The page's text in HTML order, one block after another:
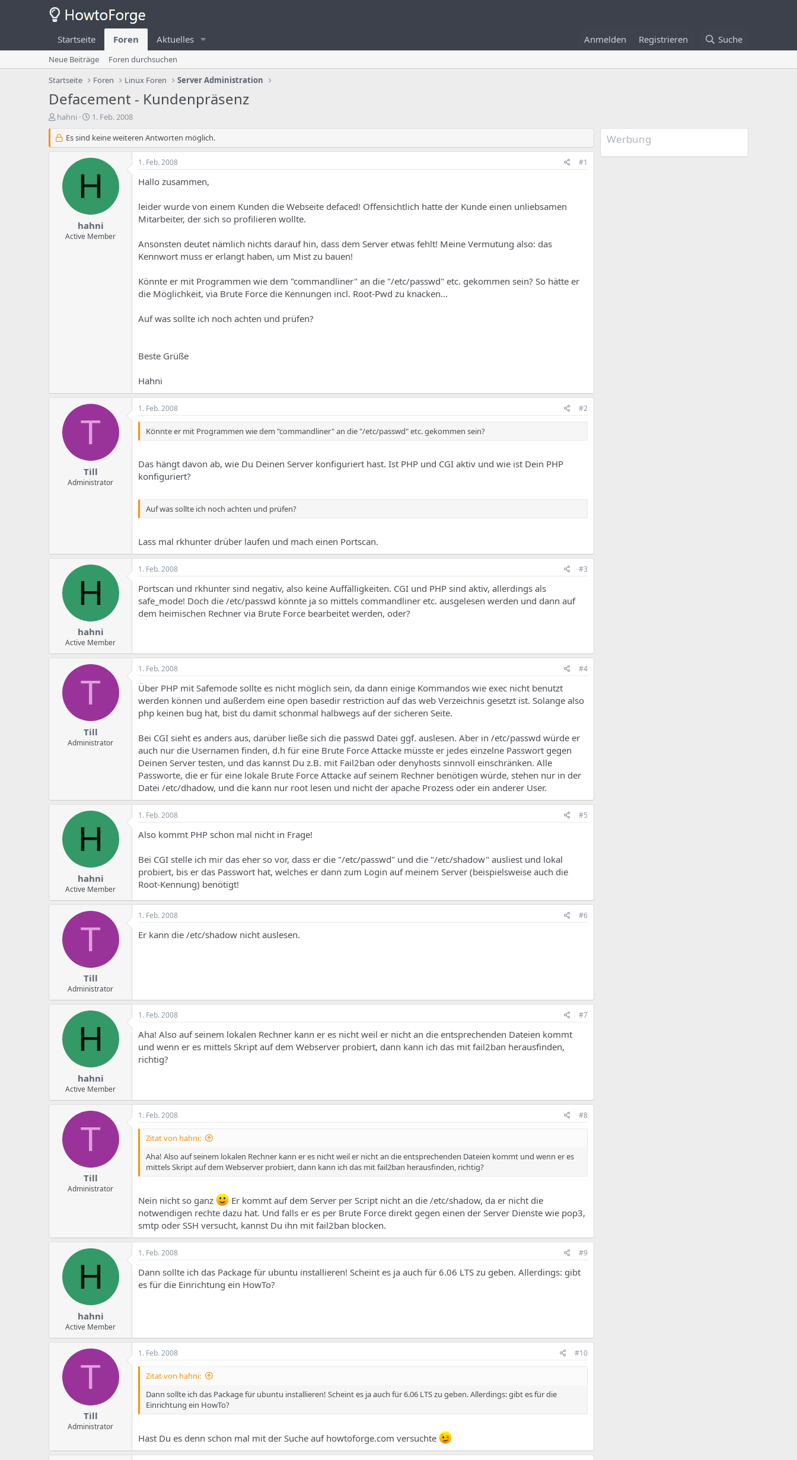
Startseite Foren Aktuelles Anmelden Registrieren Suche
Neue Beiträge
Foren durchsuchen
Startseite
Foren Linux Foren Server Administration
Defacement - Kundenpräsenz
E
s
t
hahni
E
s
t
e
u
g
s
d
1. Feb. 2008
Es sind keine weiteren Antworten möglich.
H
hahni
Active Member
1. Feb. 2008 #1
Hallo zusammen,
leider wurde von einem Kunden die Webseite defaced! Offensichtlich hatte der Kunde einen unliebsamen
Mitarbeiter, der sich so profilieren wollte.
Ansonsten deutet nämlich nichts darauf hin, dass dem Server etwas fehlt! Meine Vermutung also: das
Kennwort muss er erlangt haben, um Mist zu bauen!
Könnte er mit Programmen wie dem "commandliner" an die "/etc/passwd" etc. gekommen sein? So hätte er
die Möglichkeit, via Brute Force die Kennungen incl. Root-Pwd zu knacken...
Auf was sollte ich noch achten und prüfen?
Beste Grüße
Hahni
T
Till
Administrator
1. Feb. 2008 #2
Könnte er mit Programmen wie dem "commandliner" an die "/etc/passwd" etc. gekommen sein?
Das hängt davon ab, wie Du Deinen Server konfiguriert hast. Ist PHP und CGI aktiv und wie ist Dein PHP
konfiguriert?
Auf was sollte ich noch achten und prüfen?
Lass mal rkhunter drüber laufen und mach einen Portscan.
H
hahni
Active Member
1. Feb. 2008 #3
Portscan und rkhunter sind negativ, also keine Auffälligkeiten. CGI und PHP sind aktiv, allerdings als
safe_mode! Doch die /etc/passwd könnte ja so mittels commandliner etc. ausgelesen werden und dann auf
dem heimischen Rechner via Brute Force bearbeitet werden, oder?
T
Till
Administrator
1. Feb. 2008 #4
Über PHP mit Safemode sollte es nicht möglich sein, da dann einige Kommandos wie exec nicht benutzt
werden können und außerdem eine open basedir restriction auf das web Verzeichnis gesetzt ist. Solange also
php keinen bug hat, bist du damit schonmal halbwegs auf der sicheren Seite.
Bei CGI sieht es anders aus, darüber ließe sich die passwd Datei ggf. auslesen. Aber in /etc/passwd würde er
auch nur die Usernamen finden, d.h für eine Brute Force Attacke müsste er jedes einzelne Passwort gegen
Deinen Server testen, und das kannst Du z.B. mit Fail2ban oder denyhosts sinnvoll einschränken. Alle
Passworte, die er für eine lokale Brute Force Attacke auf seinem Rechner benötigen würde, stehen nur in der
Datei /etc/dhadow, und die kann nur root lesen und nicht der apache Prozess oder ein anderer User.
H
hahni
Active Member
1. Feb. 2008 #5
Also kommt PHP schon mal nicht in Frage!
Bei CGI stelle ich mir das eher so vor, dass er die "/etc/passwd" und die "/etc/shadow" ausliest und lokal
probiert, bis er das Passwort hat, welches er dann zum Login auf meinem Server (beispielsweise auch die
Root-Kennung) benötigt!
T
Till
Administrator
1. Feb. 2008 #6
Er kann die /etc/shadow nicht auslesen.
H
hahni
Active Member
1. Feb. 2008 #7
Aha! Also auf seinem lokalen Rechner kann er es nicht weil er nicht an die entsprechenden Dateien kommt
und wenn er es mittels Skript auf dem Webserver probiert, dann kann ich das mit fail2ban herausfinden,
richtig?
T
Till
Administrator
1. Feb. 2008 #8
Zitat von hahni:
Aha! Also auf seinem lokalen Rechner kann er es nicht weil er nicht an die entsprechenden Dateien kommt und wenn er es
mittels Skript auf dem Webserver probiert, dann kann ich das mit fail2ban herausfinden, richtig?
Nein nicht so ganz
Er kommt auf dem Server per Script nicht an die /etc/shadow, da er nicht die
notwendigen rechte dazu hat. Und falls er es per Brute Force direkt gegen einen der Server Dienste wie pop3,
smtp oder SSH versucht, kannst Du ihn mit fail2ban blocken.
H
hahni
Active Member
1. Feb. 2008 #9
Dann sollte ich das Package für ubuntu installieren! Scheint es ja auch für 6.06 LTS zu geben. Allerdings: gibt
es für die Einrichtung ein HowTo?
T
Till
Administrator
1. Feb. 2008 #10
Zitat von hahni:
Dann sollte ich das Package für ubuntu installieren! Scheint es ja auch für 6.06 LTS zu geben. Allerdings: gibt es für die
Einrichtung ein HowTo?
Hast Du es denn schon mal mit der Suche auf howtoforge.com versuchte
Werbung